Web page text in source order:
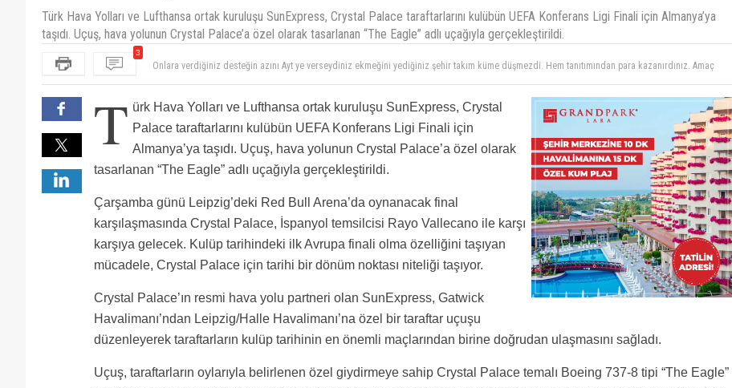
Türk Hava Yolları ve Lufthansa ortak kuruluşu SunExpress, Crystal Palace taraftarlarını kulübün UEFA Konferans Ligi Finali için Almanya’ya
taşıdı. Uçuş, hava yolunun Crystal Palace’a özel olarak tasarlanan “The Eagle” adlı uçağıyla gerçekleştirildi.
3
parayı kazanmak değil, transfer etmek olunca tüm Avrupa’ya sponsor olursunuz.
T ürk Hava Yolları ve Lufthansa ortak kuruluşu SunExpress, Crystal
Palace taraftarlarını kulübün UEFA Konferans Ligi Finali için
Almanya’ya taşıdı. Uçuş, hava yolunun Crystal Palace’a özel olarak
tasarlanan “The Eagle” adlı uçağıyla gerçekleştirildi.
Çarşamba günü Leipzig’deki Red Bull Arena’da oynanacak final
karşılaşmasında Crystal Palace, İspanyol temsilcisi Rayo Vallecano ile karşı
karşıya gelecek. Kulüp tarihindeki ilk Avrupa finali olma özelliğini taşıyan
mücadele, Crystal Palace için tarihi bir dönüm noktası niteliği taşıyor.
Crystal Palace’ın resmi hava yolu partneri olan SunExpress, Gatwick
Havalimanı’ndan Leipzig/Halle Havalimanı’na özel bir taraftar uçuşu
düzenleyerek taraftarların kulüp tarihinin en önemli maçlarından birine doğrudan ulaşmasını sağladı.
Uçuş, taraftarların oylarıyla belirlenen özel giydirmeye sahip Crystal Palace temalı Boeing 737-8 tipi “The Eagle”